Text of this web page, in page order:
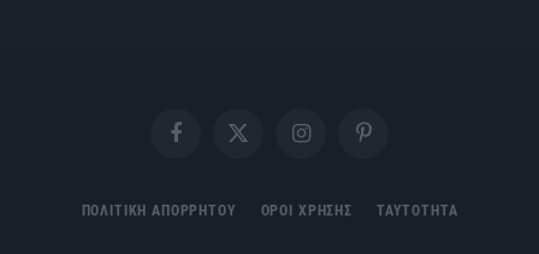
FacebookX
InstagramPinterest
ΠΟΛΙΤΙΚΗ ΑΠΟΡΡΗΤΟΥ ΟΡΟΙ ΧΡΗΣΗΣ ΤΑΥΤΟΤΗΤΑ